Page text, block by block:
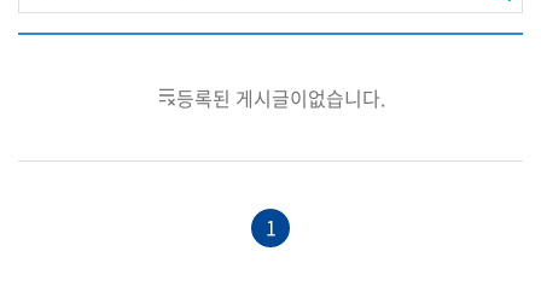
등록된 게시글이없습니다.
1